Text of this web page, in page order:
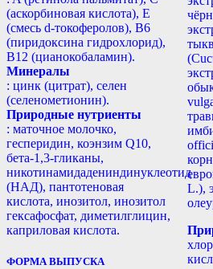
(аскорбиновая кислота), E
(смесь d-токоферолов), B6
(пиридоксина гидрохлорид),
B12 (цианокобаламин).
Минералы
: цинк (цитрат), селен
(селенометионин).
Природные нутриенты
: маточное молочко,
гесперидин, коэнзим Q10,
бета-1,3-гликаны,
никотинамидадениндинуклеотид
(НАД), пантотеновая
кислота, инозитол, инозитол
гексафосфат, диметилглицин,
каприловая кислота.
ФОРМА ВЫПУСКА
L.),